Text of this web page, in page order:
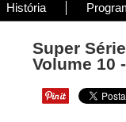
História
Super
Volume 10